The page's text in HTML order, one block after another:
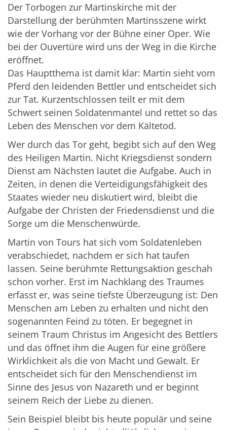
Der Torbogen zur Martinskirche mit der
Darstellung der berühmten Martinsszene wirkt
wie der Vorhang vor der Bühne einer Oper. Wie
bei der Ouvertüre wird uns der Weg in die Kirche
eröffnet.
Das Hauptthema ist damit klar: Martin sieht vom
Pferd den leidenden Bettler und entscheidet sich
zur Tat. Kurzentschlossen teilt er mit dem
Schwert seinen Soldatenmantel und rettet so das
Leben des Menschen vor dem Kältetod.
Wer durch das Tor geht, begibt sich auf den Weg
des Heiligen Martin. Nicht Kriegsdienst sondern
Dienst am Nächsten lautet die Aufgabe. Auch in
Zeiten, in denen die Verteidigungsfähigkeit des
Staates wieder neu diskutiert wird, bleibt die
Aufgabe der Christen der Friedensdienst und die
Sorge um die Menschenwürde.
Martin von Tours hat sich vom Soldatenleben
verabschiedet, nachdem er sich hat taufen
lassen. Seine berühmte Rettungsaktion geschah
schon vorher. Erst im Nachklang des Traumes
erfasst er, was seine tiefste Überzeugung ist: Den
Menschen am Leben zu erhalten und nicht den
sogenannten Feind zu töten. Er begegnet in
seinem Traum Christus im Angesicht des Bettlers
und das öffnet ihm die Augen für eine größere
Wirklichkeit als die von Macht und Gewalt. Er
entscheidet sich für den Menschendienst im
Sinne des Jesus von Nazareth und er beginnt
seinem Reich der Liebe zu dienen.
Sein Beispiel bleibt bis heute populär und seine